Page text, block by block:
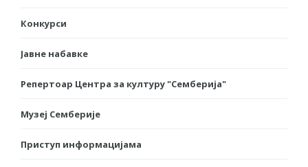
Конкурси
Јавне набавке
Репертоар Центра за културу "Семберија"
Музеј Семберије
Приступ информацијама